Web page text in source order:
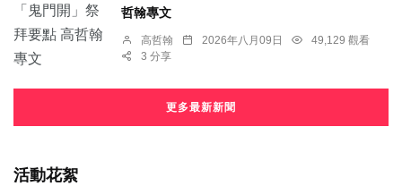
哲翰專文
高哲翰 2026年八月09日
49,129 觀看
3 分享
更多最新新聞
活動花絮